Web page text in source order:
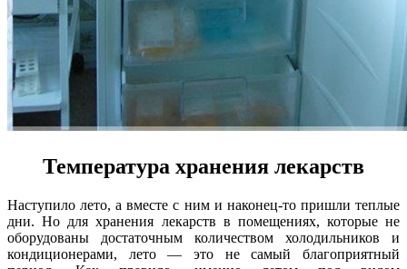
Температура хранения лекарств
Наступило лето, а вместе с ним и наконец-то пришли теплые
дни. Но для хранения лекарств в помещениях, которые не
оборудованы достаточным количеством холодильников и
кондиционерами, лето — это не самый благоприятный